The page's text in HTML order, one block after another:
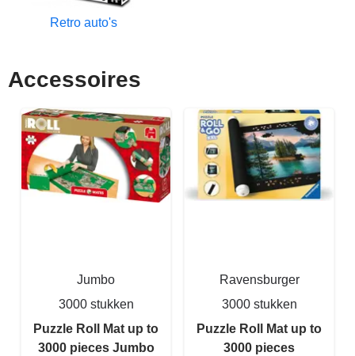
Retro auto's
Accessoires
Jumbo
3000 stukken
Puzzle Roll Mat up to
3000 pieces Jumbo
Ravensburger
3000 stukken
Puzzle Roll Mat up to
3000 pieces